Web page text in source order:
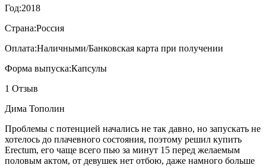
Год:2018
Страна:Россия
Оплата:Наличными/Банковская карта при получении
Форма выпуска:Капсулы
1 Отзыв
Дима Тополин
Проблемы с потенцией начались не так давно, но запускать не
хотелось до плачевного состояния, поэтому решил купить
Erectum, его чаще всего пью за минут 15 перед желаемым
половым актом, от девушек нет отбою, даже намного больше